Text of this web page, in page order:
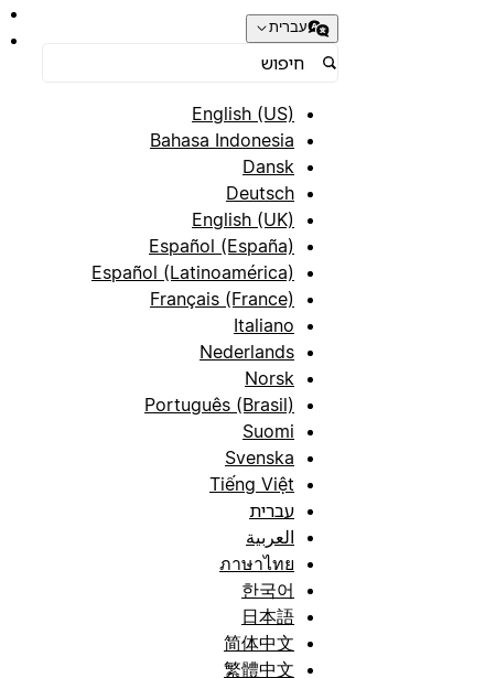
עברית
English (US)
Bahasa Indonesia
Dansk
Deutsch
English (UK)
Español (España)
Español (Latinoamérica)
Français (France)
Italiano
Nederlands
Norsk
Português (Brasil)
Suomi
Svenska
Tiếng Việt
עברית
العربية
ภาษาไทย
한국어
日本語
简体中文
繁體中文